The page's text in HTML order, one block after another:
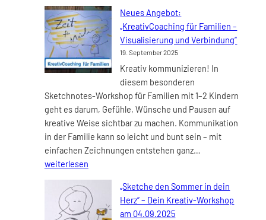
Dunkel
–
am
Neues Angebot:
„KreativCoaching für Familien –
Visualisierung und Verbindung“
19. September 2025
Kreativ kommunizieren! In
diesem besonderen
Sketchnotes-Workshop für Familien mit 1–2 Kindern
geht es darum, Gefühle, Wünsche und Pausen auf
kreative Weise sichtbar zu machen. Kommunikation
in der Familie kann so leicht und bunt sein – mit
einfachen Zeichnungen entstehen ganz…
für
Familien
weiterlesen
„Sketche den Sommer in dein
Herz“ – Dein Kreativ-Workshop
am 04.09.2025